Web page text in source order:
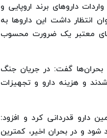
داروهای برند اروپایی و
انتظار داشت این داروها به
معتبر یک ضرورت محسوب
بحران‌ها گفت: در جریان جنگ
شدند و هزینه دارو و تجهیزات
دارو قدردانی کرد و افزود:
شود و در بحران اخیر، کمترین